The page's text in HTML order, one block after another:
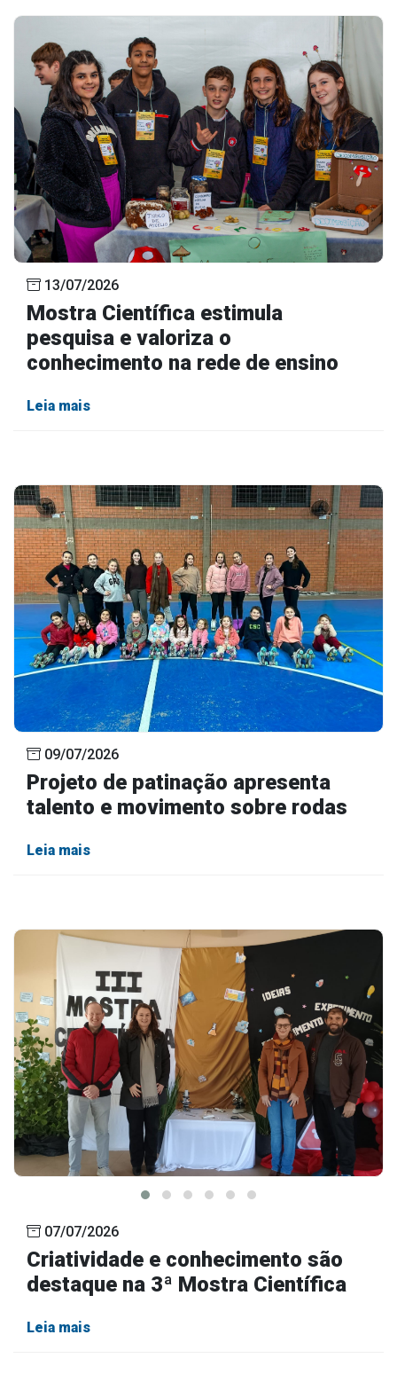
13/07/2026
Mostra Científica estimula
pesquisa e valoriza o
conhecimento na rede de ensino
Leia mais
09/07/2026
Projeto de patinação apresenta
talento e movimento sobre rodas
Leia mais
07/07/2026
Criatividade e conhecimento são
destaque na 3ª Mostra Científica
Leia mais